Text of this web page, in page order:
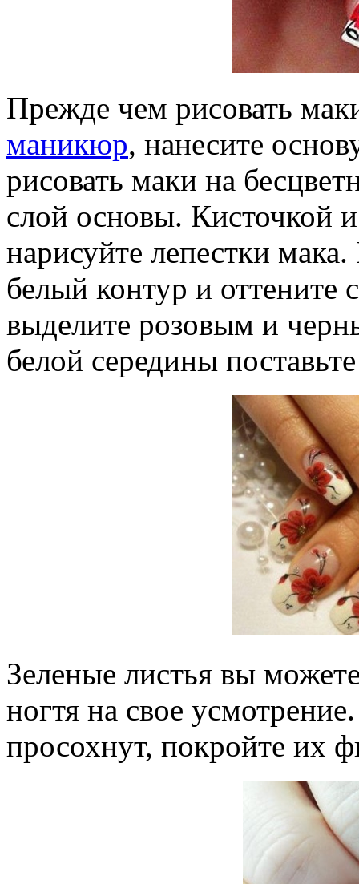
Прежде чем рисовать
маникюр, нанесите
рисовать маки на
слой основы. Кисточкой
нарисуйте лепестки
белый контур и оттените
выделите розовым и
белой середины
Зеленые листья вы
ногтя на свое
просохнут, покройте их